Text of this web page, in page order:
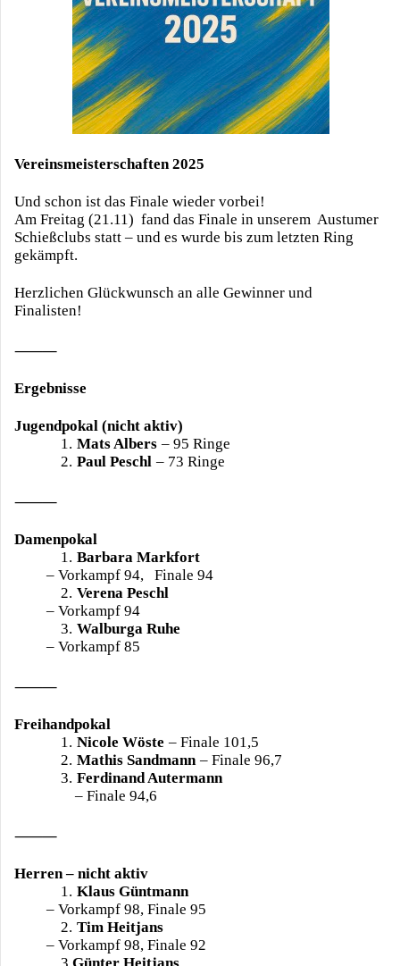
Vereinsmeisterschaften 2025
Und schon ist das Finale wieder vorbei!
Am Freitag (21.11) fand das Finale in unserem Austumer
Schießclubs statt – und es wurde bis zum letzten Ring
gekämpft.
Herzlichen Glückwunsch an alle Gewinner und
Finalisten!
⸻
Ergebnisse
Jugendpokal (nicht aktiv)
1. Mats Albers – 95 Ringe
2. Paul Peschl – 73 Ringe
⸻
Damenpokal
1. Barbara Markfort
– Vorkampf 94, Finale 94
2. Verena Peschl
– Vorkampf 94
3. Walburga Ruhe
– Vorkampf 85
⸻
Freihandpokal
1. Nicole Wöste – Finale 101,5
2. Mathis Sandmann – Finale 96,7
3. Ferdinand Autermann
– Finale 94,6
⸻
Herren – nicht aktiv
1. Klaus Güntmann
– Vorkampf 98, Finale 95
2. Tim Heitjans
– Vorkampf 98, Finale 92